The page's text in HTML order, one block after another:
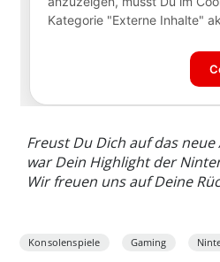
Freust Du Dich auf das neue
war Dein Highlight der
Wir freuen uns auf Deine
Konsolenspiele Gaming